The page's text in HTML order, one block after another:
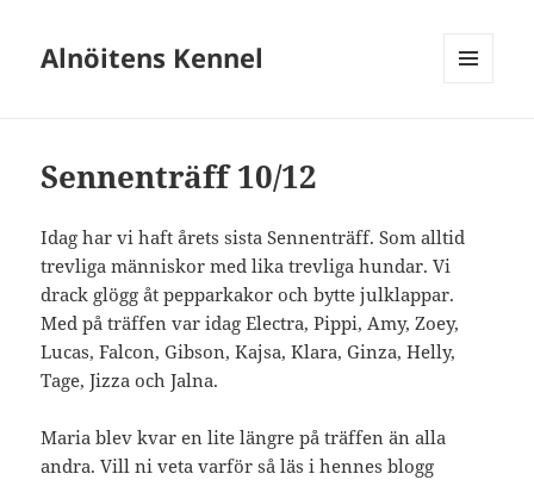
Alnöitens Kennel
Sennenträff 10/12
Idag har vi haft årets sista Sennenträff. Som alltid
trevliga människor med lika trevliga hundar. Vi
drack glögg åt pepparkakor och bytte julklappar.
Med på träffen var idag Electra, Pippi, Amy, Zoey,
Lucas, Falcon, Gibson, Kajsa, Klara, Ginza, Helly,
Tage, Jizza och Jalna.
Maria blev kvar en lite längre på träffen än alla
andra. Vill ni veta varför så läs i hennes blogg